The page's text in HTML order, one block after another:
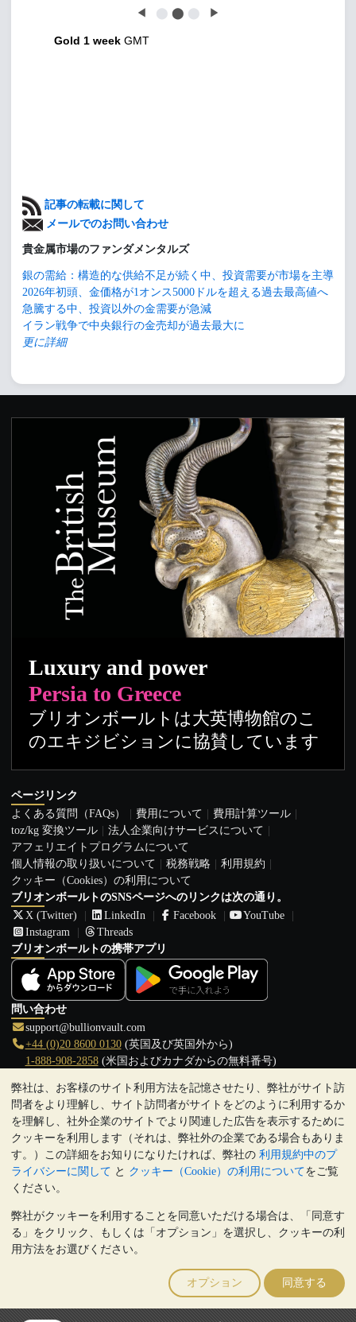
弊社は、お客様のサイト利用方法を記憶させたり、弊社がサイト訪
問者をより理解し、サイト訪問者がサイトをどのように利用するか
を理解し、社外企業のサイトでより関連した広告を表示するために
クッキーを利用します（それは、弊社外の企業である場合もありま
す。）この詳細をお知りになりたければ、弊社の 利用規約中のプ
ライバシーに関して と クッキー（Cookie）の利用についてをご覧
ください。
弊社がクッキーを利用することを同意いただける場合は、「同意す
る」をクリック、もしくは「オプション」を選択し、クッキーの利
用方法をお選びください。
オプション 同意する
◀ ⬤ ⬤ ⬤ ▶
Gold 1 week GMT
記事の転載に関して
メールでのお問い合わせ
貴金属市場のファンダメンタルズ
銀の需給：構造的な供給不足が続く中、投資需要が市場を主導
2026年初頭、金価格が1オンス5000ドルを超える過去最高値へ
急騰する中、投資以外の金需要が急減
イラン戦争で中央銀行の金売却が過去最大に
更に詳細
Luxury and power
Persia to Greece
ブリオンボールトは大英博物館のこ
のエキジビションに協賛しています
ページリンク
よくある質問（FAQs）
費用について
費用計算ツール
toz/kg 変換ツール
法人企業向けサービスについて
アフェリエイトプログラムについて
個人情報の取り扱いについて
税務戦略
利用規約
クッキー（Cookies）の利用について
ブリオンボールトのSNSページへのリンクは次の通り。
X (Twitter)
LinkedIn Facebook
YouTube
Instagram
Threads
ブリオンボールトの携帯アプリ
問い合わせ
support@bullionvault.com
+44 (0)20 8600 0130(英国及び英国外から)
1-888-908-2858(米国およびカナダからの無料番号)
クリックして通話を開始
営業時間:
9:00～20:30 (英国), 月曜日から金曜日
17:00～2:30（日本時間）, 月曜日から金曜日
Galmarley Ltd T/A BullionVault
3 Shortlands (7th Floor)
London
W6 8DA
United Kingdom
貴金属の価値は下落することもあれば上昇することもありま
す。過去の傾向は、将来の価格の動きを保証するものではありませ
ん。BullionVaultのウェブサイト上、もしくはBullionVaultとのコミ
ュニケーション上のいかなる内容も、投資に関する助言ではありま